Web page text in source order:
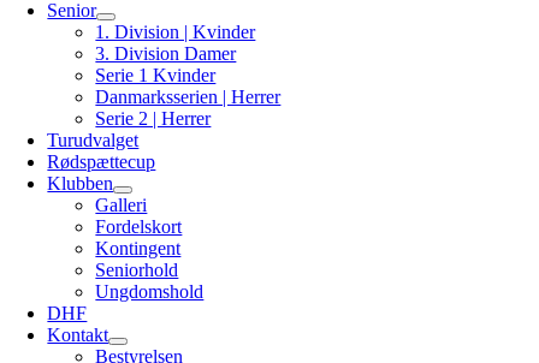
Senior
1. Division | Kvinder
3. Division Damer
Serie 1 Kvinder
Danmarksserien | Herrer
Serie 2 | Herrer
Turudvalget
Rødspættecup
Klubben
Galleri
Fordelskort
Kontingent
Seniorhold
Ungdomshold
DHF
Kontakt
Bestyrelsen